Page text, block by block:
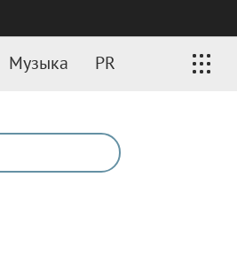
Музыка PR